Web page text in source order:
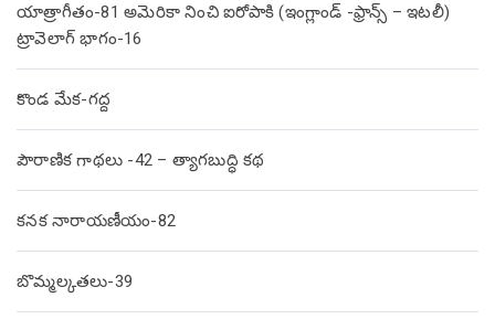
యాత్రాగీతం-81 అమెరికా నించి ఐరోపాకి (ఇంగ్లాండ్ -ఫ్రాన్స్ – ఇటలీ)
ట్రావెలాగ్ భాగం-16
కొండ మేక-గద్ద
పౌరాణిక గాథలు -42 – త్యాగబుద్ధి కథ
కనక నారాయణీయం-82
బొమ్మల్కతలు-39